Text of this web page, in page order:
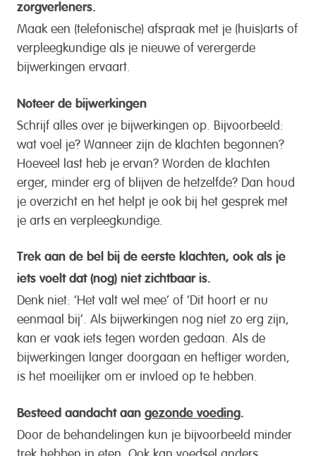
zorgverleners.
Maak een (telefonische) afspraak met je (huis)arts of
verpleegkundige als je nieuwe of verergerde
bijwerkingen ervaart.
Noteer de bijwerkingen
Schrijf alles over je bijwerkingen op. Bijvoorbeeld:
wat voel je? Wanneer zijn de klachten begonnen?
Hoeveel last heb je ervan? Worden de klachten
erger, minder erg of blijven de hetzelfde? Dan houd
je overzicht en het helpt je ook bij het gesprek met
je arts en verpleegkundige.
Trek aan de bel bij de eerste klachten, ook als je
iets voelt dat (nog) niet zichtbaar is.
Denk niet: ‘Het valt wel mee’ of ‘Dit hoort er nu
eenmaal bij’. Als bijwerkingen nog niet zo erg zijn,
kan er vaak iets tegen worden gedaan. Als de
bijwerkingen langer doorgaan en heftiger worden,
is het moeilijker om er invloed op te hebben.
Besteed aandacht aan gezonde voeding.
Door de behandelingen kun je bijvoorbeeld minder
trek hebben in eten. Ook kan voedsel anders